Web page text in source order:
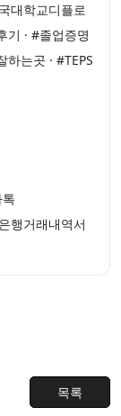
대학교디플로
기 · #졸업증명
는곳 · #TEPS
행거래내역서
목록